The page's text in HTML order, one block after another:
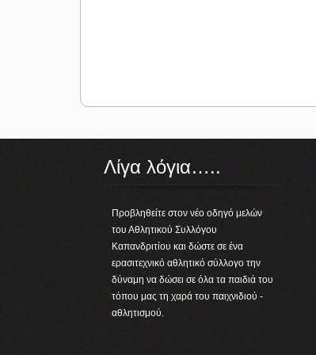
Λίγα λόγια…..
Προβληθείτε στον νέο οδηγό μελών
του Αθλητικού Συλλόγου
Καπανδριτίου και δώστε σε ένα
ερασιτεχνικό αθλητικό σύλλογο την
δύναμη να δώσει σε όλα τα παιδιά του
τόπου μας τη χαρά του παιχνιδιού -
αθλητισμού.